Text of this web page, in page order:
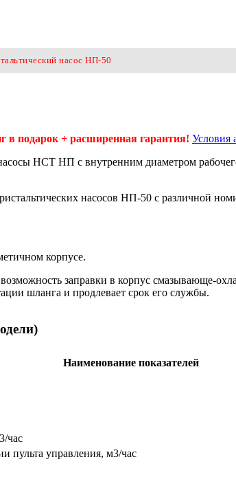
насос НП-50
подарок + расширенная гарантия! Условия
НСТ НП с внутренним диаметром
насосов НП-50 с различной
корпусе.
заправки в корпус смазывающе-
шланга и продлевает срок его службы.
Наименование показателей
час
пульта управления, м3/час